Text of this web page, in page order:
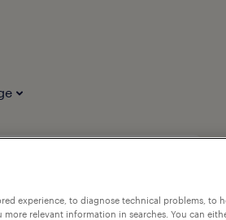
de discapacidad
experience, to diagnose technical problems, to
relevant information in searches. You can